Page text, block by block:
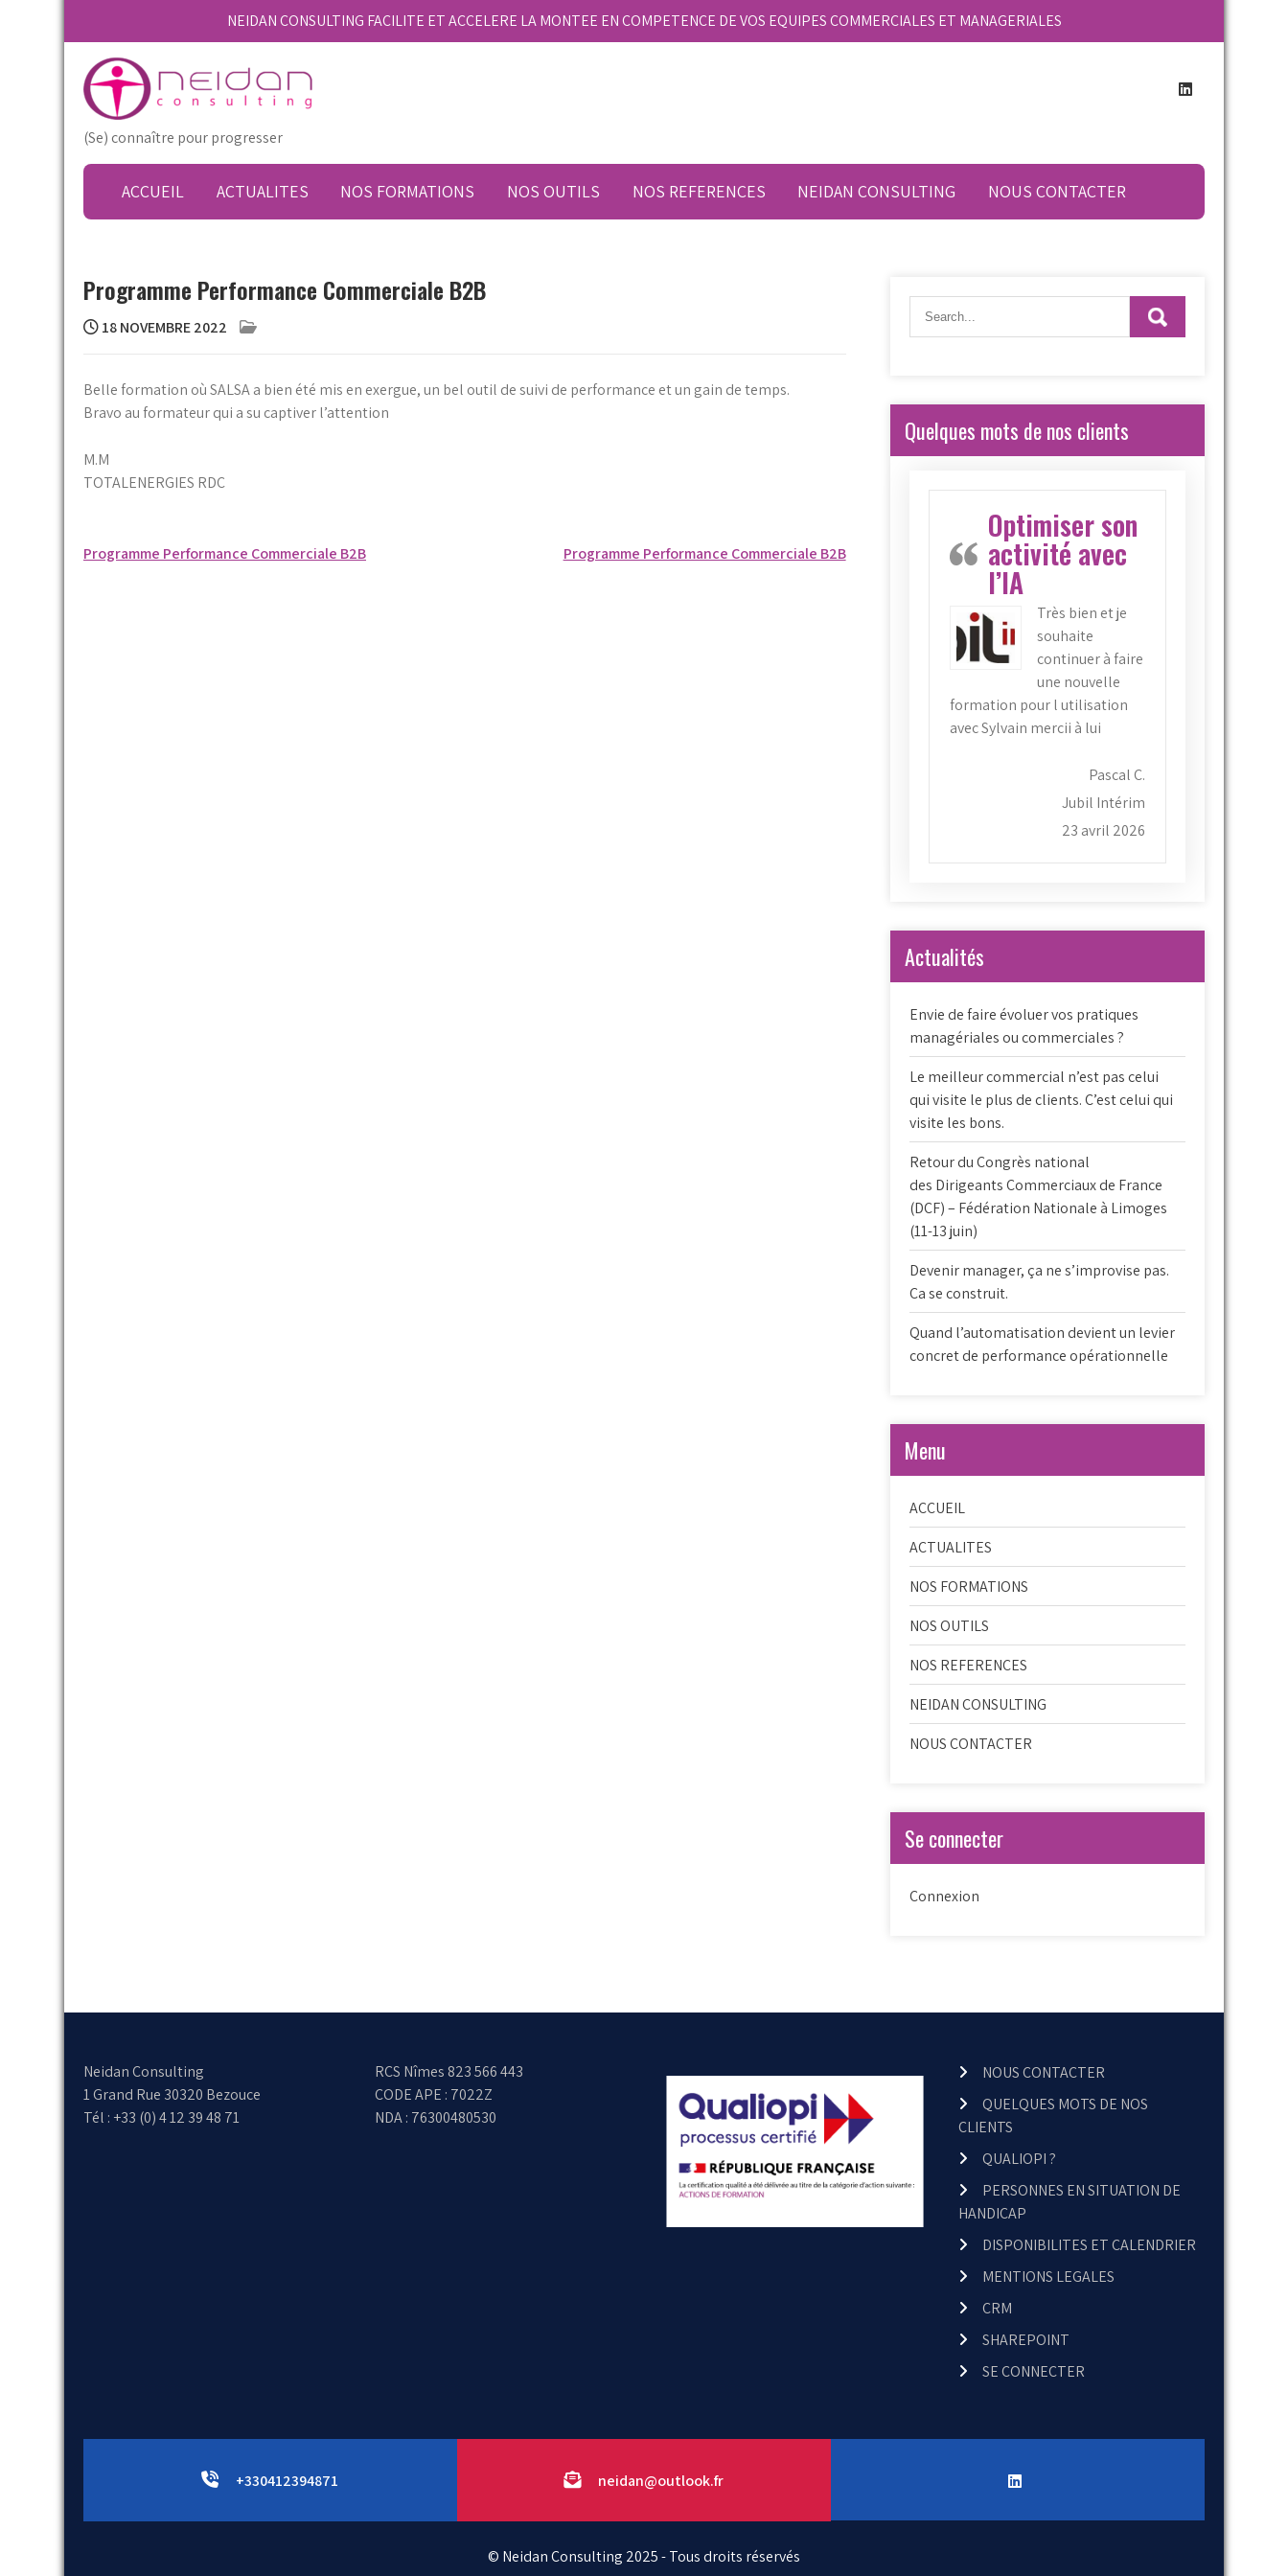
NEIDAN CONSULTING FACILITE ET ACCELERE LA MONTEE EN COMPETENCE DE VOS EQUIPES COMMERCIALES ET MANAGERIALES
(Se) connaître pour progresser
ACCUEIL ACTUALITES NOS FORMATIONS NOS OUTILS NOS REFERENCES NEIDAN CONSULTING NOUS CONTACTER
Programme Performance Commerciale B2B
18 NOVEMBRE 2022
Belle formation où SALSA a bien été mis en exergue, un bel outil de suivi de performance et un gain de temps.
Bravo au formateur qui a su captiver l’attention
M.M
TOTALENERGIES RDC
Navigation
Programme Performance Commerciale B2B Programme Performance Commerciale B2B
Quelques mots de nos clients
Optimiser son
activité avec
l’IA
Très bien et je
souhaite
continuer à faire
une nouvelle
formation pour l utilisation
avec Sylvain mercii à lui
Pascal C.
Jubil Intérim
23 avril 2026
Actualités
Envie de faire évoluer vos pratiques
managériales ou commerciales ?
Le meilleur commercial n’est pas celui
qui visite le plus de clients. C’est celui qui
visite les bons.
Retour du Congrès national
des Dirigeants Commerciaux de France
(DCF) – Fédération Nationale à Limoges
(11-13 juin)
Devenir manager, ça ne s’improvise pas.
Ca se construit.
Quand l’automatisation devient un levier
concret de performance opérationnelle
Menu
ACCUEIL
ACTUALITES
NOS FORMATIONS
NOS OUTILS
NOS REFERENCES
NEIDAN CONSULTING
NOUS CONTACTER
Se connecter
Connexion
Neidan Consulting
1 Grand Rue 30320 Bezouce
Tél : +33 (0) 4 12 39 48 71
RCS Nîmes 823 566 443
CODE APE : 7022Z
NDA : 76300480530
NOUS CONTACTER
QUELQUES MOTS DE NOS
CLIENTS
QUALIOPI ?
PERSONNES EN SITUATION DE
HANDICAP
DISPONIBILITES ET CALENDRIER
MENTIONS LEGALES
CRM
SHAREPOINT
SE CONNECTER
+330412394871 neidan@outlook.fr
© Neidan Consulting 2025 - Tous droits réservés